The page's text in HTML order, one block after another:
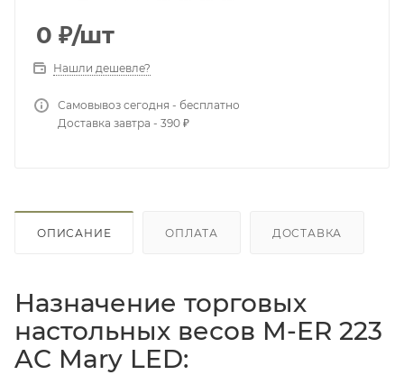
0 ₽/шт
Нашли дешевле?
Самовывоз сегодня - бесплатно
Доставка завтра - 390 ₽
ОПИСАНИЕ ОПЛАТА ДОСТАВКА
Назначение торговых
настольных весов M-ER 223
AC Mary LED: